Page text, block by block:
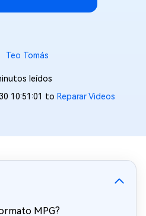
Teo Tomás
leídos
10:51:01 to Reparar Videos
MPG?